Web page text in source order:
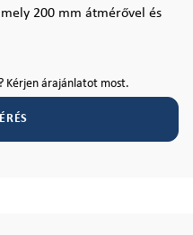
200 mm átmérővel és
Kérjen árajánlatot most.